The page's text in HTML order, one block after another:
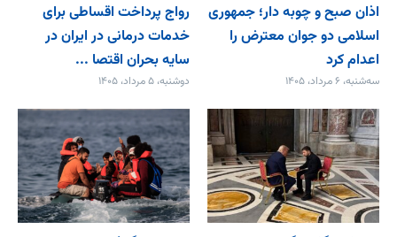
اذان صبح و چوبه دار؛ جمهوری
اسلامی دو جوان معترض را
اعدام کرد
سه‌شنبه، ۶ مرداد، ۱۴۰۵
رواج پرداخت اقساطی برای
خدمات درمانی در ایران در
سایه بحران اقتصا ...
دوشنبه، ۵ مرداد، ۱۴۰۵